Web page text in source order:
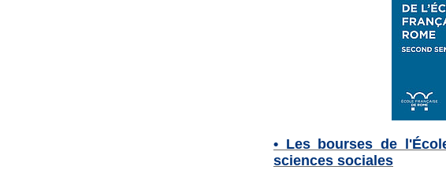
• Les bourses de
sciences sociales